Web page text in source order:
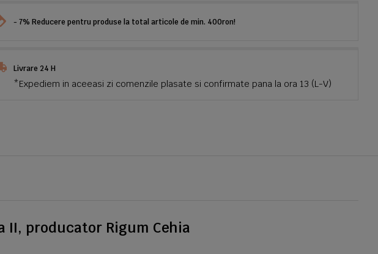
- 7% Reducere pentru produse la total articole de min. 400ron!
Livrare 24 H
*Expediem in aceeasi zi comenzile plasate si confirmate pana la ora 13 (L-V)
II, producator Rigum Cehia